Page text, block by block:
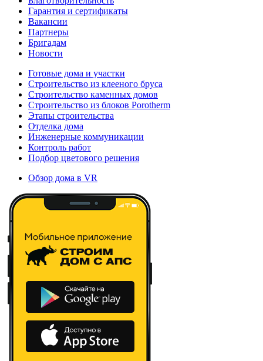
Гарантия и сертификаты
Вакансии
Партнеры
Бригадам
Новости
Готовые дома и участки
Строительство из клееного бруса
Строительство каменных домов
Строительство из блоков Porotherm
Этапы строительства
Отделка дома
Инженерные коммуникации
Контроль работ
Подбор цветового решения
Обзор дома в VR